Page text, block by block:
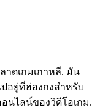
ดเกมเกาหลี. มัน
อยู่ที่ฮ่องกงสำหรับ
ไลน์ของว​​ิดีโอเกม.